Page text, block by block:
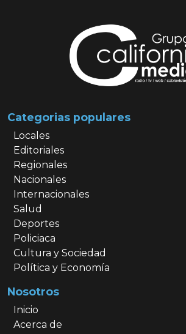
Categorias populares
Locales
Editoriales
Regionales
Nacionales
Internacionales
Salud
Deportes
Policiaca
Cultura y Sociedad
Política y Economía
Nosotros
Inicio
Acerca de